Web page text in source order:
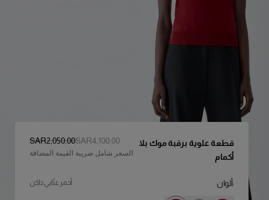
قطعة علوية برقبة موك بلا
أكمام
السعر الأصلي:SAR‌4,100.00سعر التخفيض
SAR‌2,050.00
السعر شامل ضريبة القيمة المضافة
:ألوان أحمر عنّابي داكن